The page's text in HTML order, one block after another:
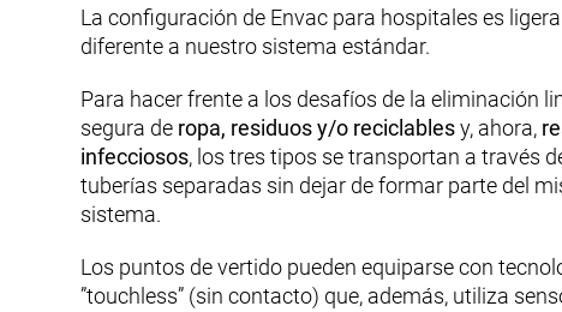
La configuración de Envac para hospitales es
diferente a nuestro sistema estándar.
Para hacer frente a los desafíos de la eliminación
segura de ropa, residuos y/o reciclablesy, ahora,
infecciosos, los tres tipos se transportan a través
tuberías separadas sin dejar de formar parte del
sistema.
Los puntos de vertido pueden equiparse con
”touchless” (sin contacto) que, además, utiliza